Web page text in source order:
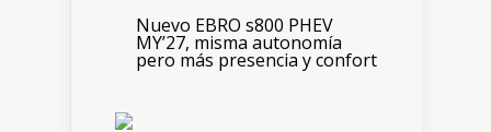
Nuevo EBRO s800 PHEV
MY’27, misma autonomía
pero más presencia y confort